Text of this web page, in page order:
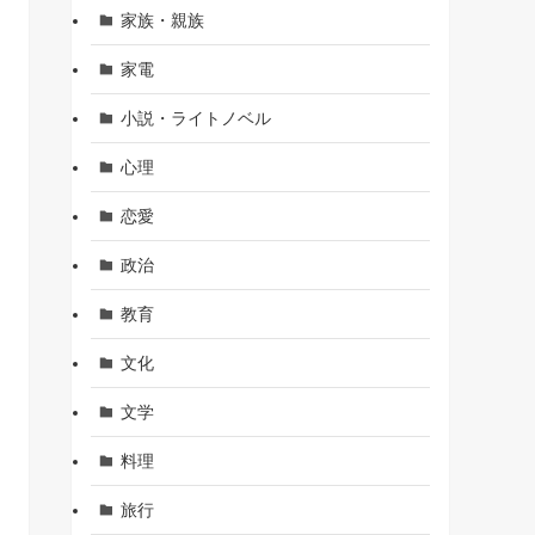
家族・親族
家電
小説・ライトノベル
心理
恋愛
政治
教育
文化
文学
料理
旅行